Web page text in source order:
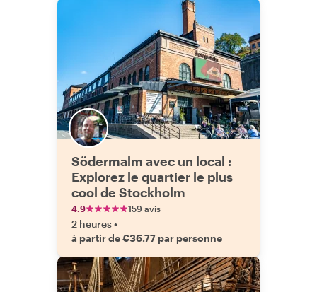
Södermalm avec un local :
Explorez le quartier le plus
cool de Stockholm
4.9 159 avis
2 heures•
à partir de €36.77 par personne